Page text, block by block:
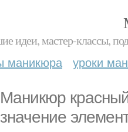
идеи, мастер-классы,
маникюра уроки
Маникюр
значение